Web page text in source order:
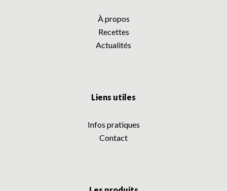
À propos
Recettes
Actualités
Liens utiles
Infos pratiques
Contact